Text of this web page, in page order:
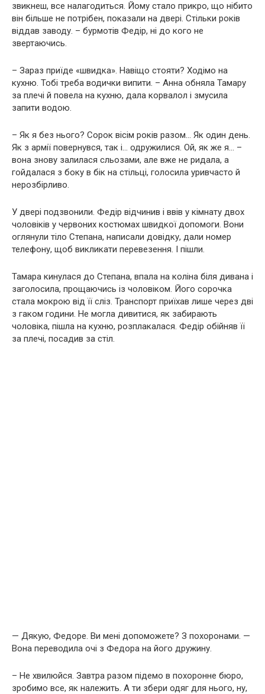
звикнеш, все налагодиться. Йому стало прикро, що нібито
він більше не потрібен, показали на двері. Стільки років
віддав заводу. – бурмотів Федір, ні до кого не
звертаючись.
– Зараз приїде «швидка». Навіщо стояти? Ходімо на
кухню. Тобі треба водички випити. – Анна обняла Тамару
за плечі й повела на кухню, дала корвалол і змусила
запити водою.
– Як я без нього? Сорок вісім років разом… Як один день.
Як з армії повернувся, так і… одружилися. Ой, як же я… –
вона знову залилася сльозами, але вже не ридала, а
гойдалася з боку в бік на стільці, голосила уривчасто й
нерозбірливо.
У двері подзвонили. Федір відчинив і ввів у кімнату двох
чоловіків у червоних костюмах швидкої допомоги. Вони
оглянули тіло Степана, написали довідку, дали номер
телефону, щоб викликати перевезення. І пішли.
Тамара кинулася до Степана, впала на коліна біля дивана і
заголосила, прощаючись із чоловіком. Його сорочка
стала мокрою від її сліз. Транспорт приїхав лише через дві
з гаком години. Не могла дивитися, як забирають
чоловіка, пішла на кухню, розплакалася. Федір обійняв її
за плечі, посадив за стіл.
— Дякую, Федоре. Ви мені допоможете? З похоронами. —
Вона переводила очі з Федора на його дружину.
– Не хвилюйся. Завтра разом підемо в похоронне бюро,
зробимо все, як належить. А ти збери одяг для нього, ну,